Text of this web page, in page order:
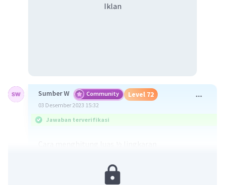
Iklan
Sumber W Community Level 72
03 Desember 2023 15:32
Jawaban terverifikasi
Jika diketahui jari-jari (r)